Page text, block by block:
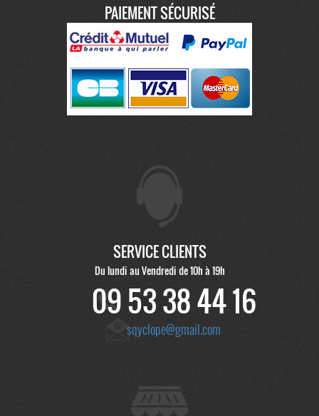
PAIEMENT SÉCURISÉ
SERVICE CLIENTS
Du lundi au Vendredi de 10h à 19h
09 53 38 44 16
sqyclope@gmail.com